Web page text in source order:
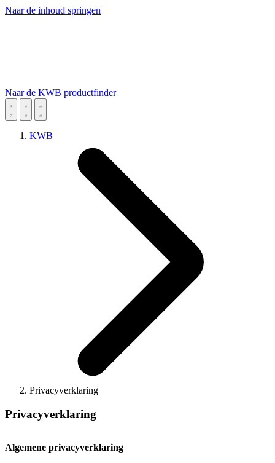
Naar de inhoud springen
Naar de KWB productfinder
KWB
Privacyverklaring
Privacyverklaring
Algemene privacyverklaring